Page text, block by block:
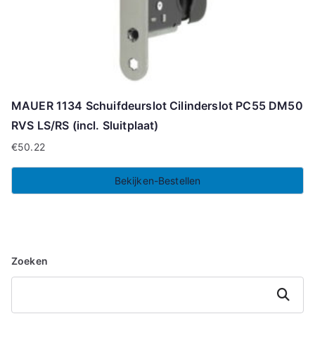
MAUER 1134 Schuifdeurslot Cilinderslot PC55 DM50
RVS LS/RS (incl. Sluitplaat)
€50.22
Bekijken-Bestellen
Zoeken
Zoeken